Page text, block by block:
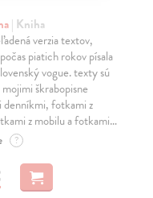
| Kniha
verzia textov,
piatich rokov písala
vogue. texty sú
škrabopisne
denníkmi, fotkami z
z mobilu a fotkami…
?